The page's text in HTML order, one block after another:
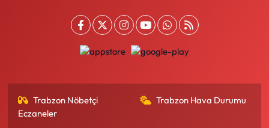
Trabzon Nöbetçi
Eczaneler
Trabzon Hava Durumu